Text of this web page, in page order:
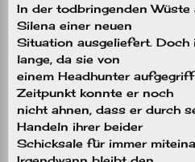
In der todbringenden Wüste
Silena einer neuen
Situation ausgeliefert. Doch
lange, da sie von
einem Headhunter
Zeitpunkt konnte er noch
nicht ahnen, dass er durch
Handeln ihrer beider
Schicksale für immer